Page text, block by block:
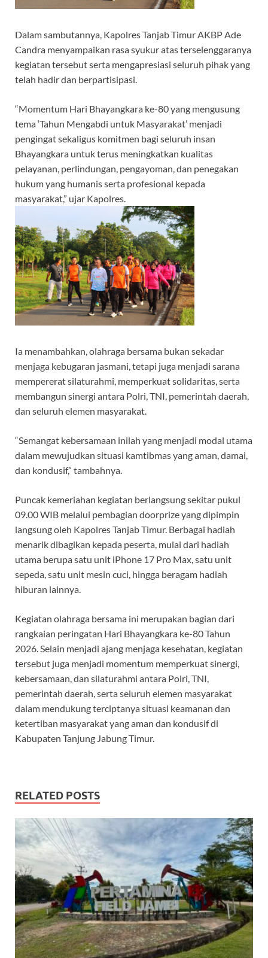
Dalam sambutannya, Kapolres Tanjab Timur AKBP Ade
Candra menyampaikan rasa syukur atas terselenggaranya
kegiatan tersebut serta mengapresiasi seluruh pihak yang
telah hadir dan berpartisipasi.
“Momentum Hari Bhayangkara ke-80 yang mengusung
tema ‘Tahun Mengabdi untuk Masyarakat’ menjadi
pengingat sekaligus komitmen bagi seluruh insan
Bhayangkara untuk terus meningkatkan kualitas
pelayanan, perlindungan, pengayoman, dan penegakan
hukum yang humanis serta profesional kepada
masyarakat,” ujar Kapolres.
Ia menambahkan, olahraga bersama bukan sekadar
menjaga kebugaran jasmani, tetapi juga menjadi sarana
mempererat silaturahmi, memperkuat solidaritas, serta
membangun sinergi antara Polri, TNI, pemerintah daerah,
dan seluruh elemen masyarakat.
“Semangat kebersamaan inilah yang menjadi modal utama
dalam mewujudkan situasi kamtibmas yang aman, damai,
dan kondusif,” tambahnya.
Puncak kemeriahan kegiatan berlangsung sekitar pukul
09.00 WIB melalui pembagian doorprize yang dipimpin
langsung oleh Kapolres Tanjab Timur. Berbagai hadiah
menarik dibagikan kepada peserta, mulai dari hadiah
utama berupa satu unit iPhone 17 Pro Max, satu unit
sepeda, satu unit mesin cuci, hingga beragam hadiah
hiburan lainnya.
Kegiatan olahraga bersama ini merupakan bagian dari
rangkaian peringatan Hari Bhayangkara ke-80 Tahun
2026. Selain menjadi ajang menjaga kesehatan, kegiatan
tersebut juga menjadi momentum memperkuat sinergi,
kebersamaan, dan silaturahmi antara Polri, TNI,
pemerintah daerah, serta seluruh elemen masyarakat
dalam mendukung terciptanya situasi keamanan dan
ketertiban masyarakat yang aman dan kondusif di
Kabupaten Tanjung Jabung Timur.
RELATED POSTS